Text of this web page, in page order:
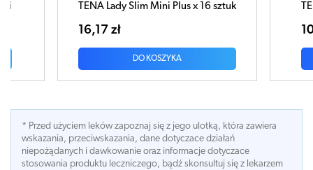
TENA Lady Slim Mini Plus x 16 sztuk
16,17 zł
DO KOSZYKA
* Przed użyciem leków zapoznaj się z jego ulotką, która zawiera
wskazania, przeciwskazania, dane dotyczace działań
niepożądanych i dawkowanie oraz informacje dotyczace
stosowania produktu leczniczego, bądź skonsultuj się z lekarzem